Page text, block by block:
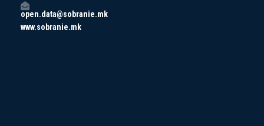
open.data@sobranie.mk
www.sobranie.mk